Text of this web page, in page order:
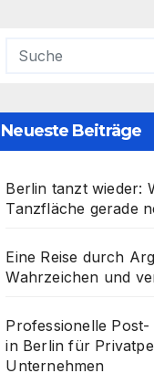
Neueste Beiträge
Berlin tanzt wieder:
Tanzfläche gerade
Eine Reise durch
Wahrzeichen und
Professionelle
in Berlin für
Unternehmen